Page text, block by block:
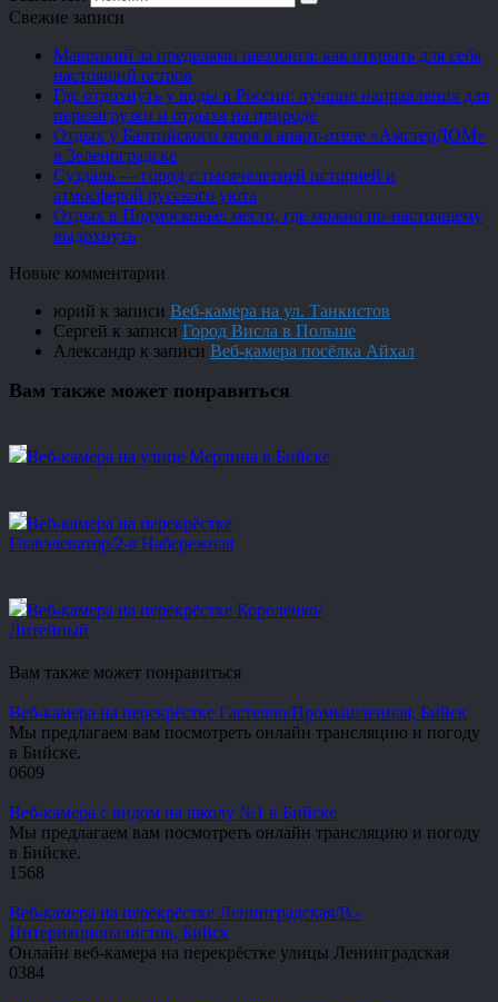
Свежие записи
Маврикий за пределами шезлонга: как открыть для себя
настоящий остров
Где отдохнуть у воды в России: лучшие направления для
перезагрузки и отдыха на природе
Отдых у Балтийского моря в апарт-отеле «АмстерДОМ»
в Зеленоградске
Суздаль — город с тысячелетней историей и
атмосферой русского уюта
Отдых в Подмосковье: место, где можно по-настоящему
выдохнуть
Новые комментарии
юрий к записи Веб-камера на ул. Танкистов
Сергей к записи Город Висла в Польше
Александр к записи Веб-камера посёлка Айхал
Вам также может понравиться
Веб-камера на улице Мерлина в Бийске
Веб-камера на перекрёстке
Главэлеватор/2-я Набережная
Веб-камера на перекрёстке Короленко/
Литейный
Вам также может понравиться
Веб-камера на перекрёстке Гастелло/Промышленная, Бийск
Мы предлагаем вам посмотреть онлайн трансляцию и погоду
в Бийске.
0609
Веб-камера с видом на школу №1 в Бийске
Мы предлагаем вам посмотреть онлайн трансляцию и погоду
в Бийске.
1 568
Веб-камера на перекрёстке Ленинградская/В.-
Интернационалистов, Бийск
Онлайн веб-камера на перекрёстке улицы Ленинградская
0384